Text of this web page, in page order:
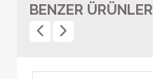
BENZER ÜRÜNLER